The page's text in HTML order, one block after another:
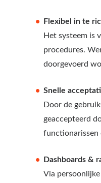
Flexibel in te
Het systeem is
procedures.
doorgevoerd
Snelle
Door de
geaccepteerd
functionarissen
Dashboards &
Via